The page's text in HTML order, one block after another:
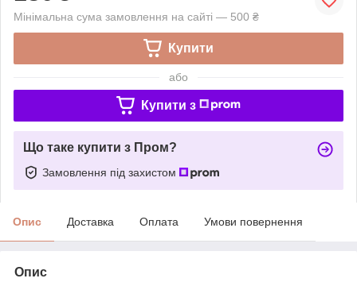
Мінімальна сума замовлення на сайті — 500 ₴
Купити
або
Купити з
Що таке купити з Пром?
Замовлення під захистом
Опис Доставка Оплата Умови повернення
Опис